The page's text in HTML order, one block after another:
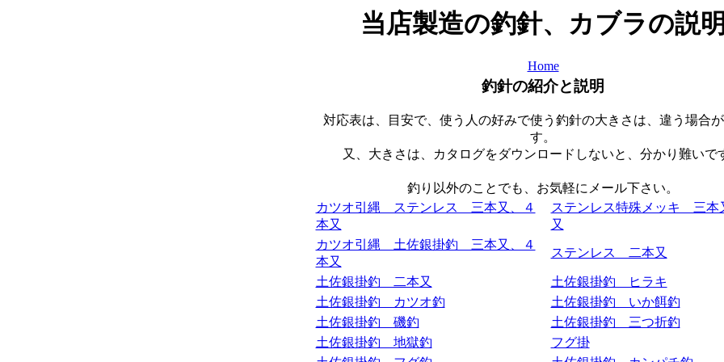
当店製造の釣針、カブラの説
Home
釣針の紹介と説明
対応表は、目安で、使う人の好みで使う釣針の大きさは、違う場合
す。
又、大きさは、カタログをダウンロードしないと、分かり難いで
釣り以外のことでも、お気軽にメール下さい。
カツオ引縄 ステンレス 三本又、４
本又
ステンレス特殊メッキ 三本
又
カツオ引縄 土佐銀掛釣 三本又、４
本又
ステンレス 二本又
土佐銀掛釣 二本又
土佐銀掛釣 ヒラキ
土佐銀掛釣 カツオ釣
土佐銀掛釣 いか餌釣
土佐銀掛釣 磯釣
土佐銀掛釣 三つ折釣
土佐銀掛釣 地獄釣
フグ掛